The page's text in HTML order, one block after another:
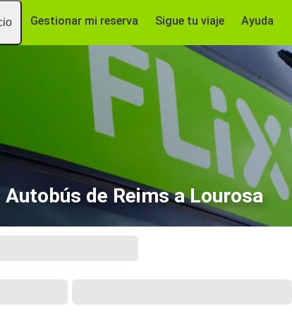
Gestionar mi reserva Sigue tu viaje Ayuda
Autobús de Reims a Lourosa